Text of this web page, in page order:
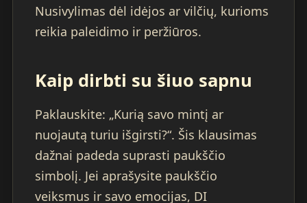
Nusivylimas dėl idėjos ar vilčių, kurioms
reikia paleidimo ir peržiūros.
Kaip dirbti su šiuo sapnu
Paklauskite: „Kurią savo mintį ar
nuojautą turiu išgirsti?“. Šis klausimas
dažnai padeda suprasti paukščio
simbolį. Jei aprašysite paukščio
veiksmus ir savo emocijas, DI